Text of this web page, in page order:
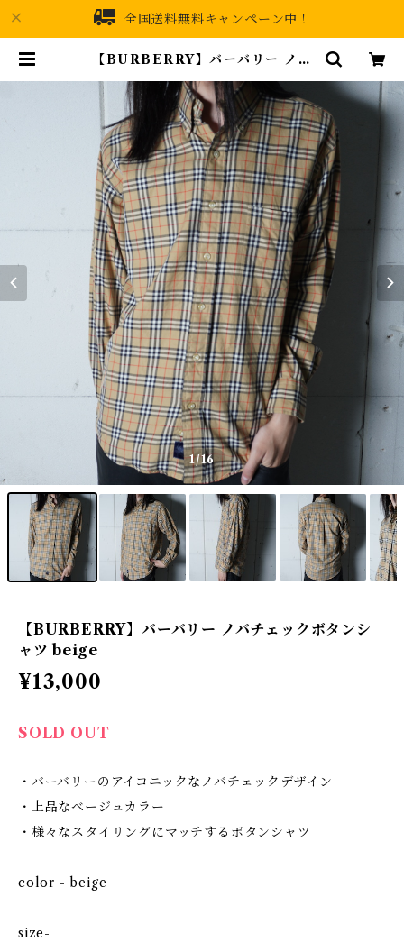
全国送料無料キャンペーン中！
【BURBERRY】バーバリー ノバ
XHIVE
1/16
【BURBERRY】バーバリー ノバチェックボタンシ
ャツ beige
¥13,000
SOLD OUT
・バーバリーのアイコニックなノバチェックデザイン
・上品なベージュカラー
・様々なスタイリングにマッチするボタンシャツ
color - beige
size-